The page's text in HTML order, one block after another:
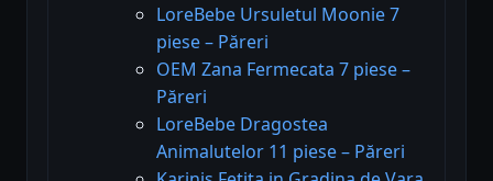
LoreBebe Ursuletul Moonie 7
piese – Păreri
OEM Zana Fermecata 7 piese –
Păreri
LoreBebe Dragostea
Animalutelor 11 piese – Păreri